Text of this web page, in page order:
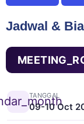
Jadwal &
TANGGAL
09-10 Oct